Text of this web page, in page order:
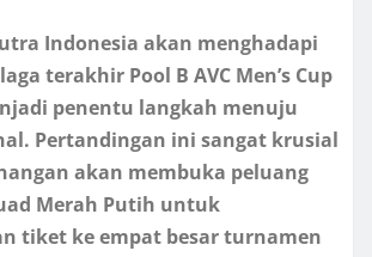
Indonesia akan menghadapi
terakhir Pool B AVC Men’s Cup
penentu langkah menuju
Pertandingan ini sangat krusial
akan membuka peluang
Merah Putih untuk
tiket ke empat besar turnamen